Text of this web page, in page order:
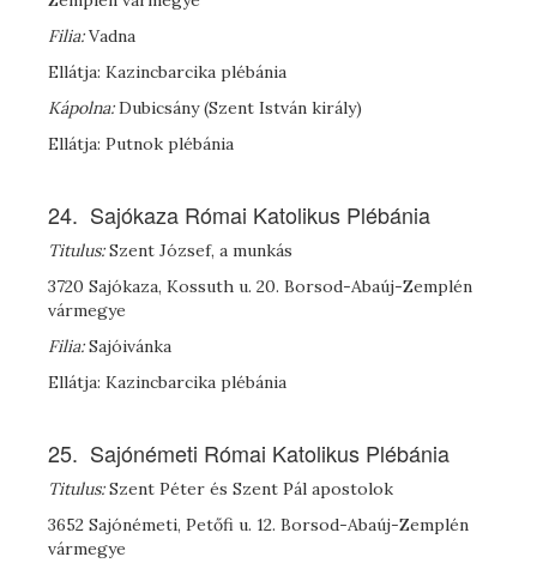
Filia:Vadna
Ellátja: Kazincbarcika plébánia
Kápolna:Dubicsány (Szent István király)
Ellátja: Putnok plébánia
24. Sajókaza Római Katolikus Plébánia
Titulus:Szent József, a munkás
3720 Sajókaza, Kossuth u. 20. Borsod-Abaúj-Zemplén
vármegye
Filia:Sajóivánka
Ellátja: Kazincbarcika plébánia
25. Sajónémeti Római Katolikus Plébánia
Titulus:Szent Péter és Szent Pál apostolok
3652 Sajónémeti, Petőfi u. 12. Borsod-Abaúj-Zemplén
vármegye